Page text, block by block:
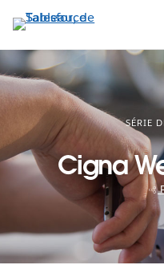
Aller
au
contenu
principal
SÉRIE
Cigna